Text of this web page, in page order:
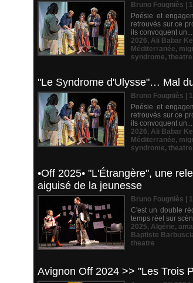
Bruno Fougniès |
Poésie et
retrouvés sur ce
ils convoquent un...
2026, Ali Babar
Méditerranée,
syndrome, theatre
"Le Syndrome d'Ulysse"… Mal
Bruno Fougniès |
Poésie et
retrouvés sur ce
ils convoquent un...
2026, Ali Babar
Méditerranée,
syndrome, theatre
•Off 2025• "L'Étrangère", une
aiguisé de la jeunesse
Bruno Fougniès |
C'est un double
temps réel sur
2025, Algérie,
Baptiste
theatre
Avignon Off 2024 >> "Les Trois